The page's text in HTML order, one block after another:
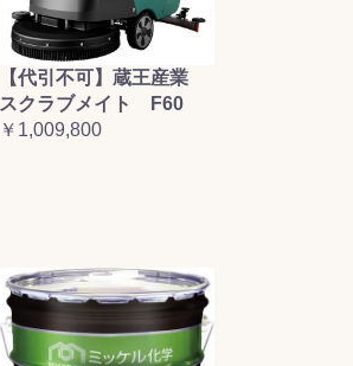
【代引不可】蔵王産業
スクラブメイト F60
￥1,009,800